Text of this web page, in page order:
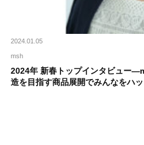
2024.01.05
msh
2024年 新春トップインタビュー
造を目指す商品展開でみんなをハ